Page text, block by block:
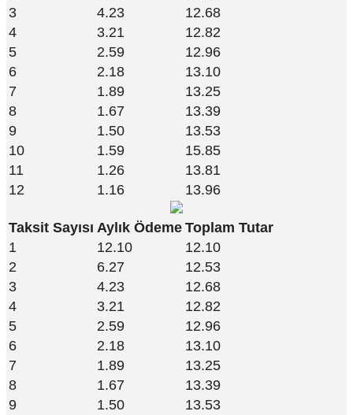
3
4.23
12.68
4
3.21
12.82
5
2.59
12.96
6
2.18
13.10
7
1.89
13.25
8
1.67
13.39
9
1.50
13.53
10
1.59
15.85
11
1.26
13.81
12
1.16 13.96
Taksit Sayısı Aylık Ödeme Toplam Tutar
1
12.10
12.10
2
6.27
12.53
3
4.23
12.68
4
3.21
12.82
5
2.59
12.96
6
2.18
13.10
7
1.89
13.25
8
1.67
13.39
9
1.50
13.53